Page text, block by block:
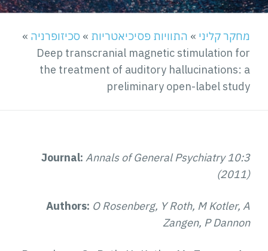
מחקר קליני » התוויות פסיכיאטריות » סכיזופרניה »
Deep transcranial magnetic stimulation for
the treatment of auditory hallucinations: a
preliminary open-label study
Journal: Annals of General Psychiatry 10:3
(2011)
Authors: O Rosenberg, Y Roth, M Kotler, A
Zangen, P Dannon